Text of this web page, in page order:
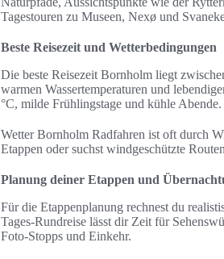
Tagestouren zu Museen, Nexø und
Beste Reisezeit und Wetterbedingungen
Die beste Reisezeit Bornholm liegt
warmen Wassertemperaturen und
°C, milde Frühlingstage und kühle Abende.
Wetter Bornholm Radfahren ist oft durch
Etappen oder suchst windgeschützte
Planung deiner Etappen und
Für die Etappenplanung rechnest du
Tages-Rundreise lässt dir Zeit für
Foto-Stopps und Einkehr.